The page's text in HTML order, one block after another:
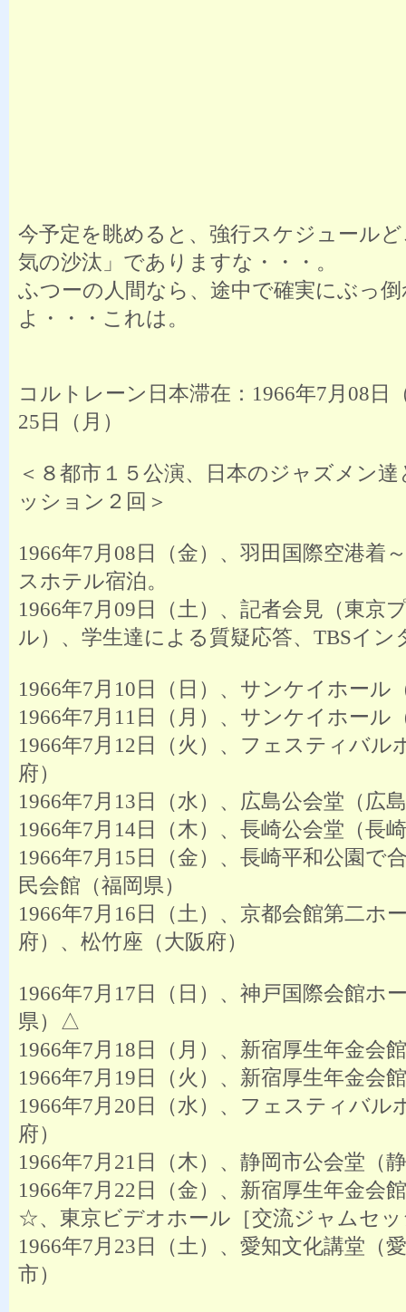
今予定を眺めると、強行スケジュール
気の沙汰」でありますな・・・。
ふつーの人間なら、途中で確実にぶっ
よ・・・これは。
コルトレーン日本滞在：1966年7月08日
25日（月）
＜８都市１５公演、日本のジャズメン
ッション２回＞
1966年7月08日（金）、羽田国際空港着
スホテル宿泊。
1966年7月09日（土）、記者会見（東京
ル）、学生達による質疑応答、TBSイン
1966年7月10日（日）、サンケイホール
1966年7月11日（月）、サンケイホール
1966年7月12日（火）、フェスティバル
府）
1966年7月13日（水）、広島公会堂（広
1966年7月14日（木）、長崎公会堂（長
1966年7月15日（金）、長崎平和公園で
民会館（福岡県）
1966年7月16日（土）、京都会館第二ホ
府）、松竹座（大阪府）
1966年7月17日（日）、神戸国際会館ホ
県）△
1966年7月18日（月）、新宿厚生年金会
1966年7月19日（火）、新宿厚生年金会
1966年7月20日（水）、フェスティバル
府）
1966年7月21日（木）、静岡市公会堂（
1966年7月22日（金）、新宿厚生年金会
☆、東京ビデオホール［交流ジャムセ
1966年7月23日（土）、愛知文化講堂（
市）